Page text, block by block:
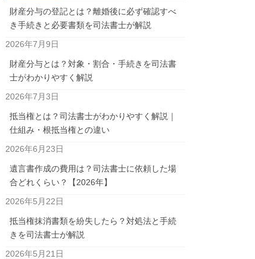
財産分与の登記とは？離婚後に必ず確認すべ
き手続きと必要書類を司法書士が解説
2026年7月9日
財産分与とは？対象・割合・手続きを司法書
士がわかりやすく解説
2026年7月3日
抵当権とは？司法書士がわかりやすく解説｜
仕組み・根抵当権との違い
2026年6月23日
遺言書作成の費用は？司法書士に依頼した場
合どれくらい？【2026年】
2026年5月22日
抵当権抹消書類を紛失したら？対処法と手続
きを司法書士が解説
2026年5月21日